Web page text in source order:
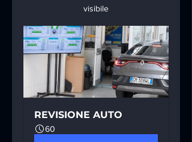
visibile
REVISIONE AUTO
60